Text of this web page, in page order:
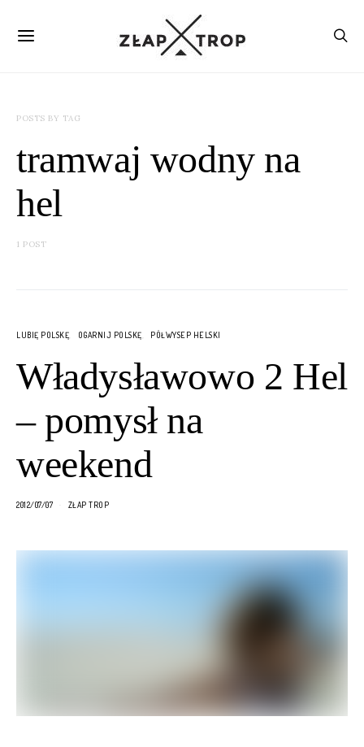
POSTS BY TAG
tramwaj wodny na
hel
1 POST
LUBIĘ POLSKĘ OGARNIJ POLSKĘ PÓŁWYSEP HELSKI
Władysławowo 2 Hel
– pomysł na
weekend
2012/07/07 ZŁAP TROP